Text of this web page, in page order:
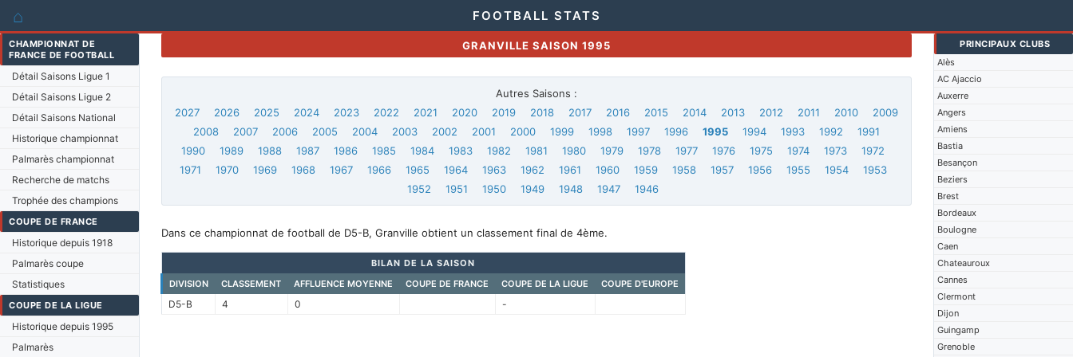
⌂ FOOTBALL STATS
CHAMPIONNAT DE
FRANCE DE FOOTBALL
Détail Saisons Ligue 1
Détail Saisons Ligue 2
Détail Saisons National
Historique championnat
Palmarès championnat
Recherche de matchs
Trophée des champions
COUPE DE FRANCE
Historique depuis 1918
Palmarès coupe
Statistiques
COUPE DE LA LIGUE
Historique depuis 1995
Palmarès
PRINCIPAUX CLUBS
Alès
AC Ajaccio
Auxerre
Angers
Amiens
Bastia
Besançon
Beziers
Brest
Bordeaux
Boulogne
Caen
Chateauroux
Cannes
Clermont
Dijon
Guingamp
Grenoble
GRANVILLE SAISON 1995
Autres Saisons :
2027
2026 2025 2024 2023 2022 2021 2020 2019 2018 2017 2016 2015 2014 2013 2012 2011 2010
2009
2008
2007 2006 2005 2004 2003 2002 2001 2000 1999 1998 1997 1996 1995 1994 1993 1992
1991
1990
1989 1988 1987 1986 1985 1984 1983 1982 1981 1980 1979 1978 1977 1976 1975 1974 1973
1972
1971
1970 1969 1968 1967 1966 1965 1964 1963 1962 1961 1960 1959 1958 1957 1956 1955 1954
1953
1952
1951 1950 1949 1948 1947 1946
Dans ce championnat de football de D5-B, Granville obtient un classement final de 4ème.
BILAN DE LA SAISON
DIVISION
CLASSEMENT AFFLUENCE MOYENNE COUPE DE FRANCE COUPE DE LA LIGUE COUPE D'EUROPE
D5-B 4 0 -